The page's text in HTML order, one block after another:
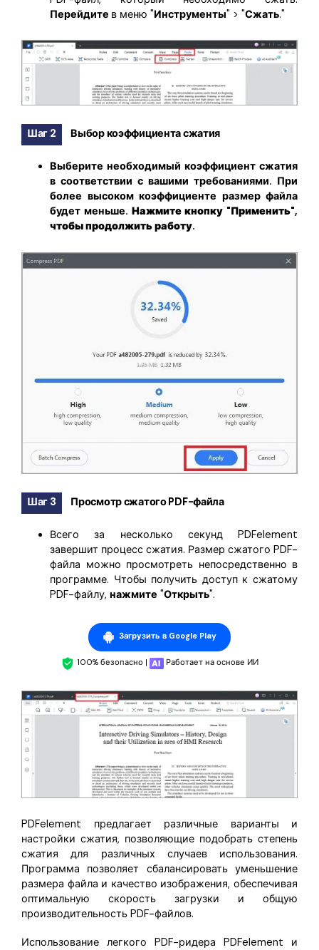
Перейдите в меню "Инструменты" > "Сжать."
Шаг 2 Выбор коэффициента сжатия
Выберите необходимый коэффициент сжатия
в соответствии с вашими требованиями. При
более высоком коэффициенте размер файла
будет меньше. Нажмите кнопку "Применить",
чтобы продолжить работу.
Шаг 3 Просмотр сжатого PDF-файла
Всего за несколько секунд PDFelement
завершит процесс сжатия. Размер сжатого PDF-
файла можно просмотреть непосредственно в
программе. Чтобы получить доступ к сжатому
PDF-файлу, нажмите "Открыть".
Загрузить в Google Play
100% безопасно | Работает на основе ИИ
PDFelement предлагает различные варианты и
настройки сжатия, позволяющие подобрать степень
сжатия для различных случаев использования.
Программа позволяет сбалансировать уменьшение
размера файла и качество изображения, обеспечивая
оптимальную скорость загрузки и общую
производительность PDF-файлов.
Использование легкого PDF-ридера PDFelement и